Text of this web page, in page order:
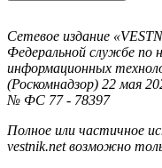
Сетевое издание
Федеральной службе по
информационных
(Роскомнадзор) 22 мая
№ ФС 77 - 78397
Полное или частичное
vestnik.net возможно